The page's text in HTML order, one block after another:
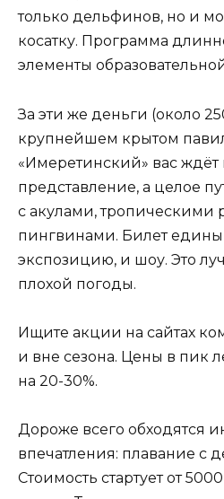
только дельфинов, но и
косатку. Программа
элементы
За эти же деньги (около
крупнейшем крытом
«Имеретинский» вас ждёт
представление, а целое
с акулами, тропическими
пингвинами. Билет
экспозицию, и шоу. Это
плохой погоды.
Ищите акции на сайтах
и вне сезона. Цены в пик
на 20-30%.
Дороже всего обходятся
впечатления: плавание с
Стоимость стартует от